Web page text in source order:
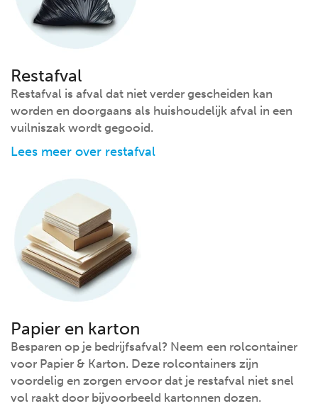
Restafval
Restafval is afval dat niet verder gescheiden kan
worden en doorgaans als huishoudelijk afval in een
vuilniszak wordt gegooid.
Lees meer over restafval
Papier en karton
Besparen op je bedrijfsafval? Neem een rolcontainer
voor Papier & Karton. Deze rolcontainers zijn
voordelig en zorgen ervoor dat je restafval niet snel
vol raakt door bijvoorbeeld kartonnen dozen.